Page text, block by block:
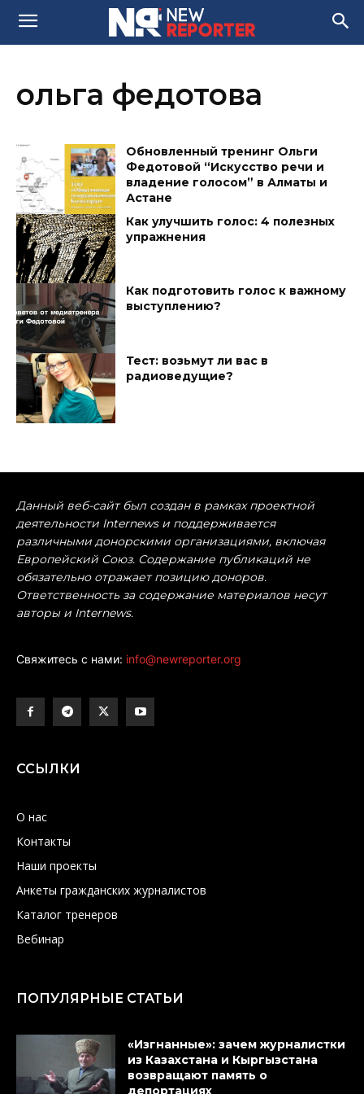
ольга федотова
Обновленный тренинг Ольги
Федотовой “Искусство речи и
владение голосом” в Алматы и
Астане
Как улучшить голос: 4 полезных
упражнения
Как подготовить голос к важному
выступлению?
Тест: возьмут ли вас в
радиоведущие?
Данный веб-сайт был создан в рамках проектной
деятельности Internews и поддерживается
различными донорскими организациями, включая
Европейский Союз. Содержание публикаций не
обязательно отражает позицию доноров.
Ответственность за содержание материалов несут
авторы и Internews.
Свяжитесь с нами: info@newreporter.org
ССЫЛКИ
О нас
Контакты
Наши проекты
Анкеты гражданских журналистов
Каталог тренеров
Вебинар
ПОПУЛЯРНЫЕ СТАТЬИ
«Изгнанные»: зачем журналистки
из Казахстана и Кыргызстана
возвращают память о
депортациях